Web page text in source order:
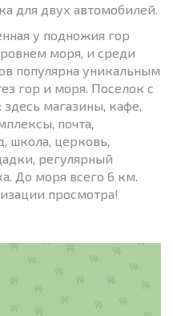
для двух автомобилей.
у подножия гор
моря, и среди
популярна уникальным
гор и моря. Поселок с
магазины, кафе,
почта,
школа, церковь,
регулярный
До моря всего 6 км.
просмотра!